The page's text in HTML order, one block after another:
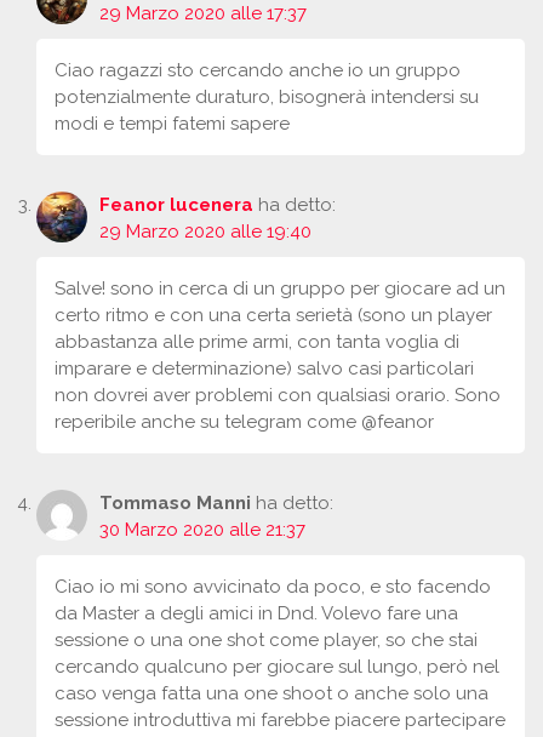
29 Marzo 2020 alle 17:37
Ciao ragazzi sto cercando anche io un gruppo
potenzialmente duraturo, bisognerà intendersi su
modi e tempi fatemi sapere
Feanor lucenera ha detto:
29 Marzo 2020 alle 19:40
Salve! sono in cerca di un gruppo per giocare ad un
certo ritmo e con una certa serietà (sono un player
abbastanza alle prime armi, con tanta voglia di
imparare e determinazione) salvo casi particolari
non dovrei aver problemi con qualsiasi orario. Sono
reperibile anche su telegram come @feanor
Tommaso Manni ha detto:
30 Marzo 2020 alle 21:37
Ciao io mi sono avvicinato da poco, e sto facendo
da Master a degli amici in Dnd. Volevo fare una
sessione o una one shot come player, so che stai
cercando qualcuno per giocare sul lungo, però nel
caso venga fatta una one shoot o anche solo una
sessione introduttiva mi farebbe piacere partecipare